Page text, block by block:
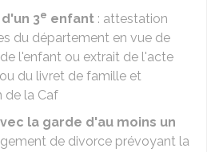
3e enfant : attestation
du département en vue de
l'enfant ou extrait de l'acte
du livret de famille et
de la Caf
la garde d'au moins un
de divorce prévoyant la